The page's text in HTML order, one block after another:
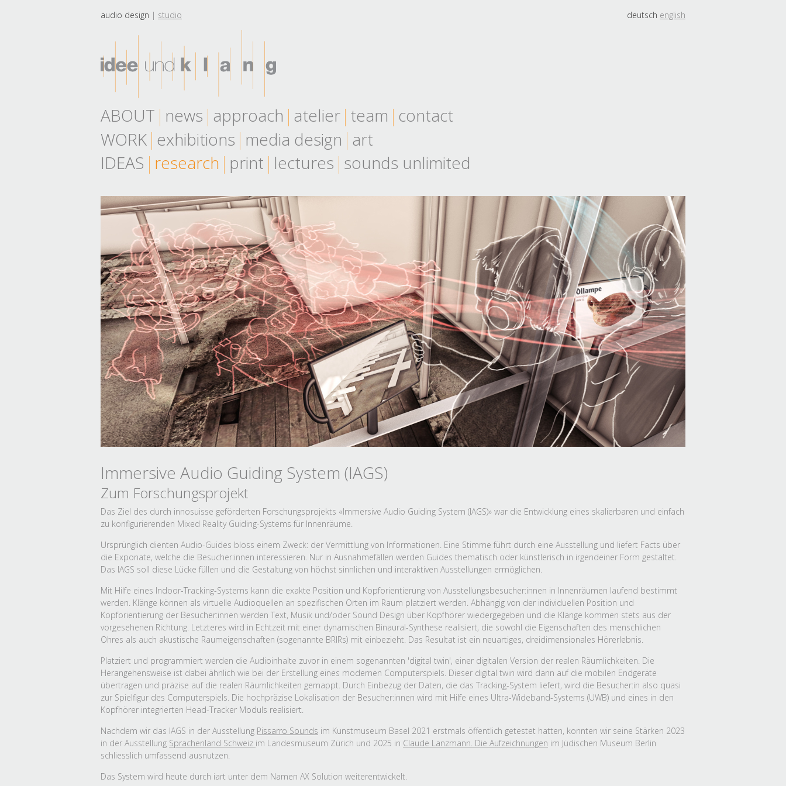
audio design studio deutsch english
ABOUT news approach atelier team contact
WORK exhibitions media design art
IDEAS research print lectures sounds unlimited
Immersive Audio Guiding System (IAGS)
Zum Forschungsprojekt
Das Ziel des durch innosuisse geförderten Forschungsprojekts «Immersive Audio Guiding System (IAGS)» war die Entwicklung eines skalierbaren und einfach
zu konfigurierenden Mixed Reality Guiding-Systems für Innenräume.
Ursprünglich dienten Audio-Guides bloss einem Zweck: der Vermittlung von Informationen. Eine Stimme führt durch eine Ausstellung und liefert Facts über
die Exponate, welche die Besucher:innen interessieren. Nur in Ausnahmefällen werden Guides thematisch oder künstlerisch in irgendeiner Form gestaltet.
Das IAGS soll diese Lücke füllen und die Gestaltung von höchst sinnlichen und interaktiven Ausstellungen ermöglichen.
Mit Hilfe eines Indoor-Tracking-Systems kann die exakte Position und Kopforientierung von Ausstellungsbesucher:innen in Innenräumen laufend bestimmt
werden. Klänge können als virtuelle Audioquellen an spezifischen Orten im Raum platziert werden. Abhängig von der individuellen Position und
Kopforientierung der Besucher:innen werden Text, Musik und/oder Sound Design über Kopfhörer wiedergegeben und die Klänge kommen stets aus der
vorgesehenen Richtung. Letzteres wird in Echtzeit mit einer dynamischen Binaural-Synthese realisiert, die sowohl die Eigenschaften des menschlichen
Ohres als auch akustische Raumeigenschaften (sogenannte BRIRs) mit einbezieht. Das Resultat ist ein neuartiges, dreidimensionales Hörerlebnis.
Platziert und programmiert werden die Audioinhalte zuvor in einem sogenannten 'digital twin', einer digitalen Version der realen Räumlichkeiten. Die
Herangehensweise ist dabei ähnlich wie bei der Erstellung eines modernen Computerspiels. Dieser digital twin wird dann auf die mobilen Endgeräte
übertragen und präzise auf die realen Räumlichkeiten gemappt. Durch Einbezug der Daten, die das Tracking-System liefert, wird die Besucher:in also quasi
zur Spielfigur des Computerspiels. Die hochpräzise Lokalisation der Besucher:innen wird mit Hilfe eines Ultra-Wideband-Systems (UWB) und eines in den
Kopfhörer integrierten Head-Tracker Moduls realisiert.
Nachdem wir das IAGS in der Ausstellung Pissarro Sounds im Kunstmuseum Basel 2021 erstmals öffentlich getestet hatten, konnten wir seine Stärken 2023
in der Ausstellung Sprachenland Schweiz im Landesmuseum Zürich und 2025 in Claude Lanzmann. Die Aufzeichnungen im Jüdischen Museum Berlin
schliesslich umfassend ausnutzen.
Das System wird heute durch iart unter dem Namen AX Solution weiterentwickelt.